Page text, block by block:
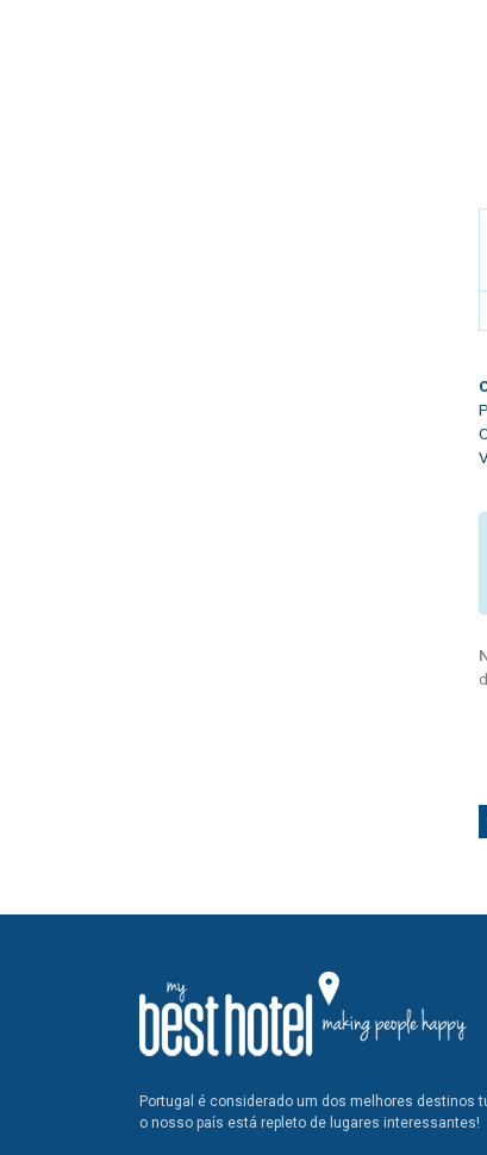
Portugal é considerado um dos melhores destinos
o nosso país está repleto de lugares interessantes!